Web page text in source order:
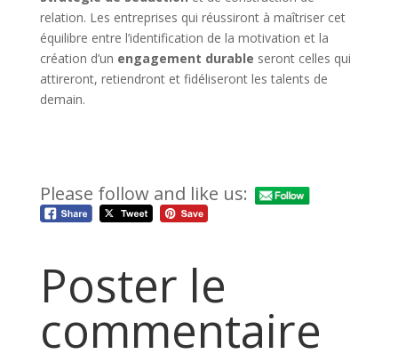
relation. Les entreprises qui réussiront à maîtriser cet
équilibre entre l’identification de la motivation et la
création d’un engagement durable seront celles qui
attireront, retiendront et fidéliseront les talents de
demain.
Please follow and like us:
Poster le
commentaire